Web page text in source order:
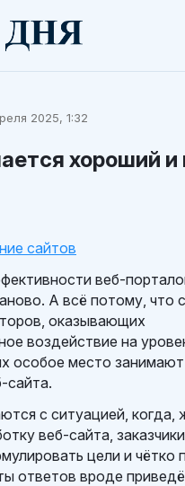
2025, 1:32
хороший и
сайтов
веб-
А всё потому, что
оказывающих
воздействие на
особое место
сайта.
с ситуацией, когда,
веб-сайта,
цели и чётко
ответов вроде